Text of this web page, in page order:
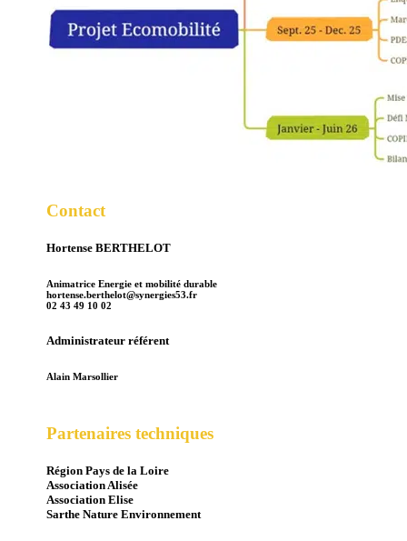
Contact
Hortense BERTHELOT
Animatrice Energie et mobilité durable
hortense.berthelot@synergies53.fr
02 43 49 10 02
Administrateur référent
Alain Marsollier
Partenaires techniques
Région Pays de la Loire
Association Alisée
Association Elise
Sarthe Nature Environnement